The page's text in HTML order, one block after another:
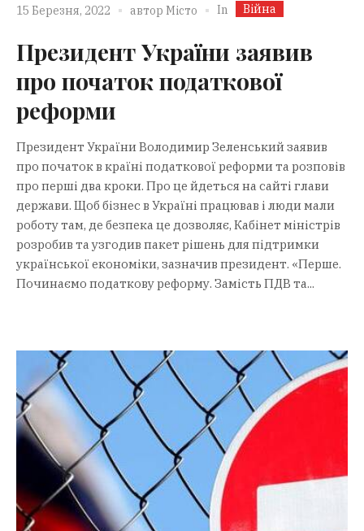
15 Березня, 2022 автор Місто In Війна
Президент України заявив
про початок податкової
реформи
Президент України Володимир Зеленський заявив
про початок в країні податкової реформи та розповів
про перші два кроки. Про це йдеться на сайті глави
держави. Щоб бізнес в Україні працював і люди мали
роботу там, де безпека це дозволяє, Кабінет міністрів
розробив та узгодив пакет рішень для підтримки
української економіки, зазначив президент. «Перше.
Починаємо податкову реформу. Замість ПДВ та...